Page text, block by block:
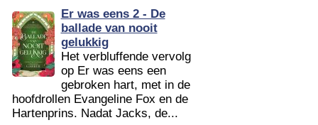
Er was eens 2 - De
ballade van nooit
gelukkig
Het verbluffende vervolg
op Er was eens een
gebroken hart, met in de
hoofdrollen Evangeline Fox en de
Hartenprins. Nadat Jacks, de...